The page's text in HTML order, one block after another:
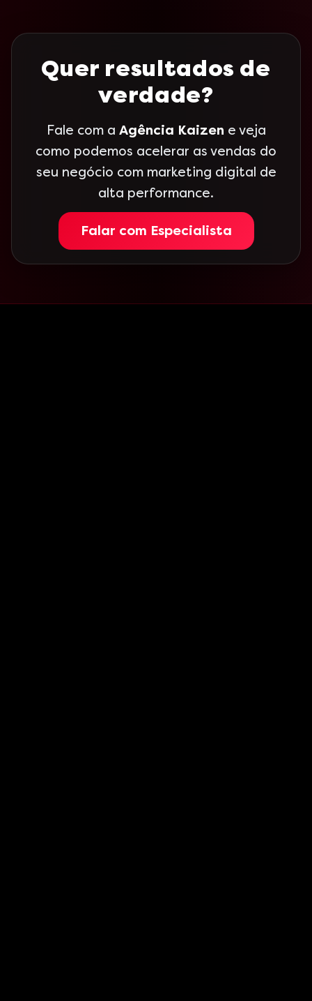
Quer resultados de
verdade?
Fale com a Agência Kaizen e veja
como podemos acelerar as vendas do
seu negócio com marketing digital de
alta performance.
Falar com Especialista